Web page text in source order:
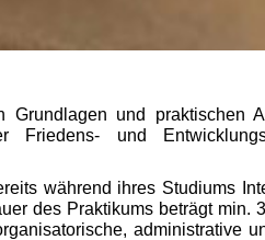
und praktischen
und
während ihres Studiums
des Praktikums beträgt min.
administrative